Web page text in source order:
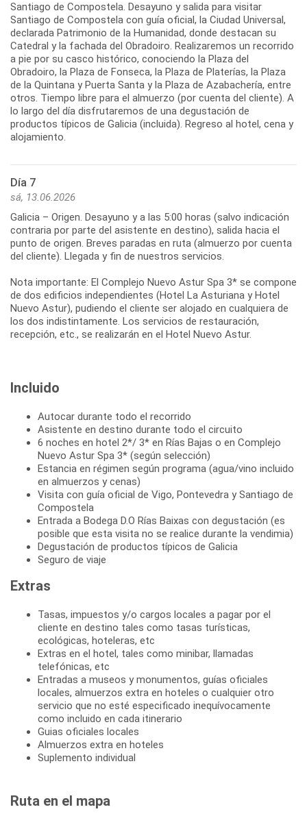
Santiago de Compostela. Desayuno y salida para visitar
Santiago de Compostela con guía oficial, la Ciudad Universal,
declarada Patrimonio de la Humanidad, donde destacan su
Catedral y la fachada del Obradoiro. Realizaremos un recorrido
a pie por su casco histórico, conociendo la Plaza del
Obradoiro, la Plaza de Fonseca, la Plaza de Platerías, la Plaza
de la Quintana y Puerta Santa y la Plaza de Azabachería, entre
otros. Tiempo libre para el almuerzo (por cuenta del cliente). A
lo largo del día disfrutaremos de una degustación de
productos típicos de Galicia (incluida). Regreso al hotel, cena y
Día 7
sá, 13.06.2026
Galicia – Origen. Desayuno y a las 5:00 horas (salvo indicación
contraria por parte del asistente en destino), salida hacia el
punto de origen. Breves paradas en ruta (almuerzo por cuenta
del cliente). Llegada y fin de nuestros servicios.
Nota importante: El Complejo Nuevo Astur Spa 3* se compone
de dos edificios independientes (Hotel La Asturiana y Hotel
Nuevo Astur), pudiendo el cliente ser alojado en cualquiera de
los dos indistintamente. Los servicios de restauración,
Incluido
Autocar durante todo el recorrido
Asistente en destino durante todo el circuito
6 noches en hotel 2*/ 3* en Rías Bajas o en Complejo
Nuevo Astur Spa 3* (según selección)
Estancia en régimen según programa (agua/vino incluido
en almuerzos y cenas)
Visita con guía oficial de Vigo, Pontevedra y Santiago de
Compostela
Entrada a Bodega D.O Rías Baixas con degustación (es
posible que esta visita no se realice durante la vendimia)
Degustación de productos típicos de Galicia
Seguro de viaje
Extras
Tasas, impuestos y/o cargos locales a pagar por el
cliente en destino tales como tasas turísticas,
ecológicas, hoteleras, etc
Extras en el hotel, tales como minibar, llamadas
telefónicas, etc
Entradas a museos y monumentos, guías oficiales
locales, almuerzos extra en hoteles o cualquier otro
servicio que no esté especificado inequívocamente
como incluido en cada itinerario
Guias oficiales locales
Almuerzos extra en hoteles
Suplemento individual
Ruta en el mapa